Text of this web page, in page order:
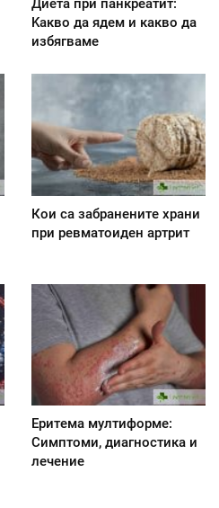
Диета при панкреатит:
Kакво да ядем и какво да
избягваме
Кои са забранените храни
при ревматоиден артрит
Еритема мултиформе:
Симптоми, диагностика и
лечение